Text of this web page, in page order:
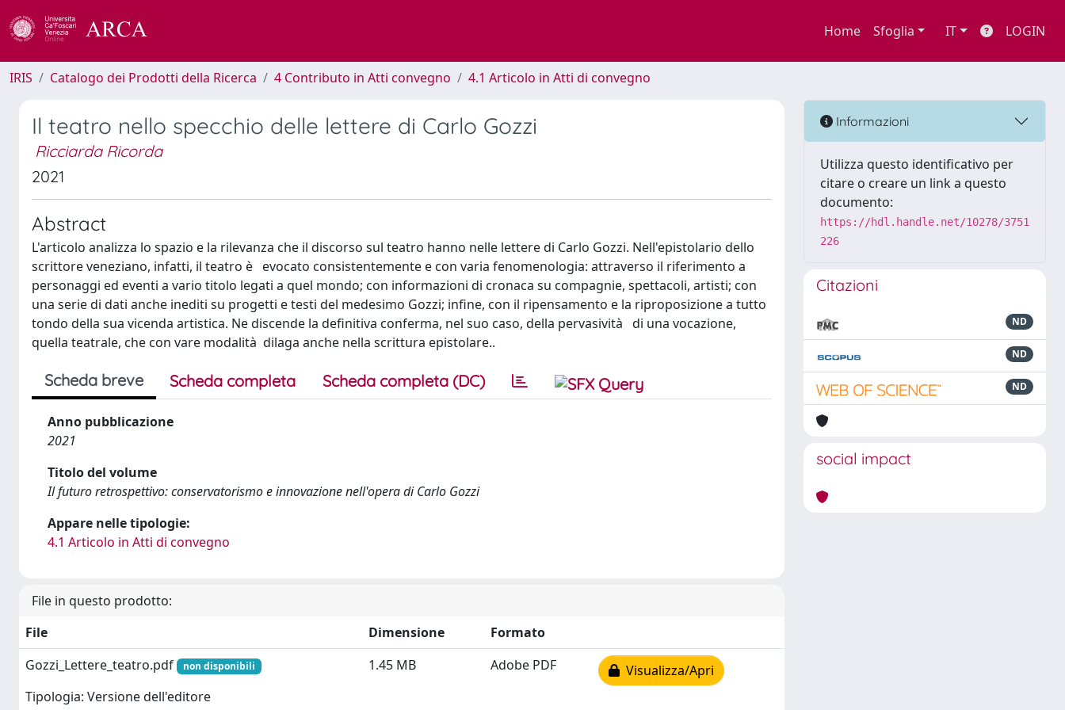
Home Sfoglia IT LOGIN
IRIS Catalogo dei Prodotti della Ricerca 4 Contributo in Atti convegno 4.1 Articolo in Atti di convegno
Il teatro nello specchio delle lettere di Carlo Gozzi
Ricciarda Ricorda
2021
Abstract
L'articolo analizza lo spazio e la rilevanza che il discorso sul teatro hanno nelle lettere di Carlo Gozzi. Nell'epistolario dello
scrittore veneziano, infatti, il teatro è evocato consistentemente e con varia fenomenologia: attraverso il riferimento a
personaggi ed eventi a vario titolo legati a quel mondo; con informazioni di cronaca su compagnie, spettacoli, artisti; con
una serie di dati anche inediti su progetti e testi del medesimo Gozzi; infine, con il ripensamento e la riproposizione a tutto
tondo della sua vicenda artistica. Ne discende la definitiva conferma, nel suo caso, della pervasività di una vocazione,
quella teatrale, che con vare modalità dilaga anche nella scrittura epistolare..
Scheda breve Scheda completa Scheda completa (DC)
Anno pubblicazione
2021
Titolo del volume
Il futuro retrospettivo: conservatorismo e innovazione nell'opera di Carlo Gozzi
Appare nelle tipologie:
4.1 Articolo in Atti di convegno
File in questo prodotto:
File
Dimensione
Formato
Gozzi_Lettere_teatro.pdf
non disponibili
Tipologia: Versione dell'editore
1.45 MB Adobe PDF Visualizza/Apri
Informazioni
Utilizza questo identificativo per
citare o creare un link a questo
documento:
https://hdl.handle.net/10278/3751
226
Citazioni
ND
ND
ND
social impact